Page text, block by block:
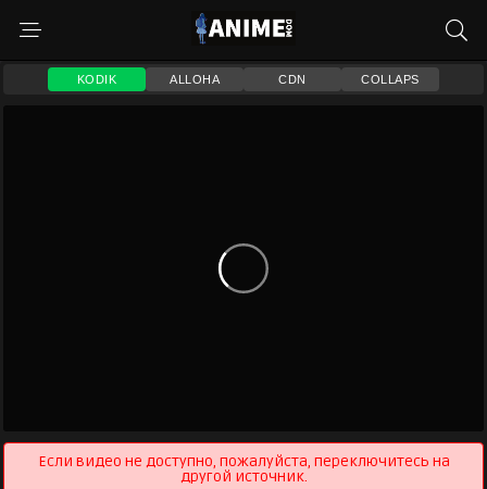
KODIK ALLOHA CDN COLLAPS
Если видео не доступно, пожалуйста, переключитесь на
другой источник.